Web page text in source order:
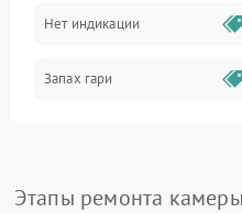
Нет индикации
Запах гари
Этапы ремонта